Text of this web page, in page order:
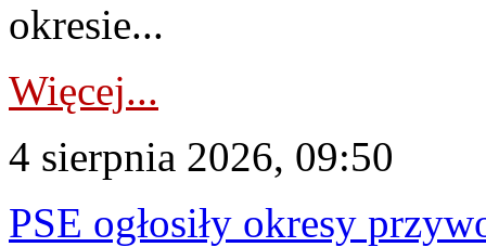
okresie...
Więcej...
4 sierpnia 2026, 09:50
PSE ogłosiły okresy